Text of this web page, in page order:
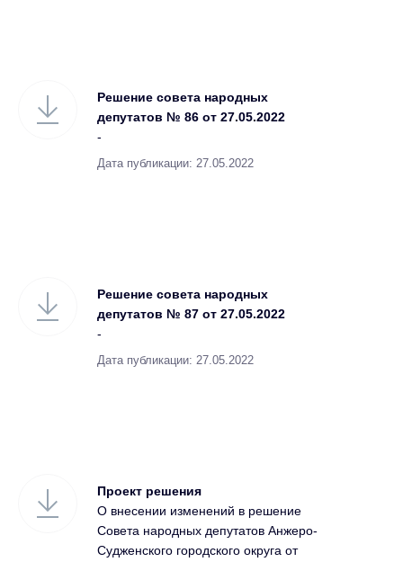
Решение совета народных
депутатов № 86 от 27.05.2022
-
Дата публикации: 27.05.2022
Решение совета народных
депутатов № 87 от 27.05.2022
-
Дата публикации: 27.05.2022
Проект решения
О внесении изменений в решение
Совета народных депутатов Анжеро-
Судженского городского округа от